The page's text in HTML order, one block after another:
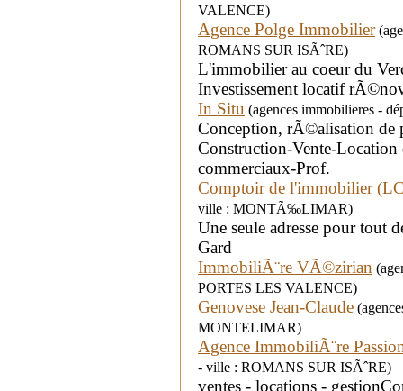
VALENCE)
Agence Polge Immobilier
ROMANS SUR ISÃˆRE)
L'immobilier au coeur du
Investissement locatif
In Situ (agences immobilieres -
Conception, rÃ©alisation de
Construction-Vente-
commerciaux-Prof.
Comptoir de l'immobilier
ville : MONTÃ‰LIMAR)
Une seule adresse pour tout
Gard
ImmobiliÃ¨re VÃ©zirian
PORTES LES VALENCE)
Genovese Jean-Claude
MONTELIMAR)
Agence ImmobiliÃ¨re
- ville : ROMANS SUR ISÃˆRE)
ventes - locations -